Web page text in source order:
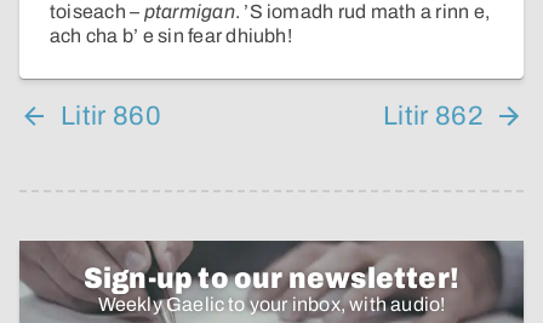
toiseach – ptarmigan. ’S iomadh rud math a rinn e,
ach cha b’ e sin fear dhiubh!
Litir 860 Litir 862
Sign-up to our newsletter!
Weekly Gaelic to your inbox, with audio!